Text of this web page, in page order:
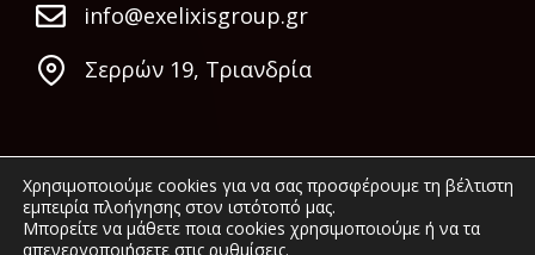
info@exelixisgroup.gr
Σερρών 19, Τριανδρία
Χρησιμοποιούμε cookies για να σας προσφέρουμε τη βέλτιστη
εμπειρία πλοήγησης στον ιστότοπό μας.
Μπορείτε να μάθετε ποια cookies χρησιμοποιούμε ή να τα
απενεργοποιήσετε στις ρυθμίσεις.